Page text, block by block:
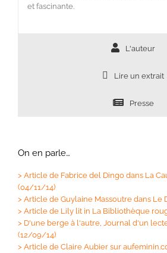
et fascinante.
L'auteur
Lire un extrait
Presse
On en parle…
> Article de Fabrice del Dingo dans La
(04/11/14)
> Article de Guylaine Massoutre dans Le
> Article de Lily lit in La Bibliothèque
> D'une berge à l'autre, Journal d'un
(12/09/14)
> Article de Claire Aubier sur